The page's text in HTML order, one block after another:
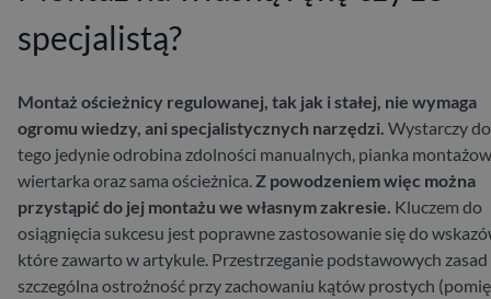
specjalistą?
Montaż ościeżnicy regulowanej, tak jak i stałej, nie wymaga
ogromu wiedzy, ani specjalistycznych narzędzi. Wystarczy do
tego jedynie odrobina zdolności manualnych, pianka
wiertarka oraz sama ościeżnica. Z powodzeniem więc można
przystąpić do jej montażu we własnym zakresie. Kluczem do
osiągnięcia sukcesu jest poprawne zastosowanie się do
które zawarto w artykule. Przestrzeganie podstawowych zasad
szczególna ostrożność przy zachowaniu kątów prostych